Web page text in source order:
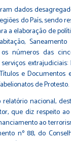
dados
do País, sendo
a elaboração de
números das
extrajudiciais:
e Documentos
de Protesto.
nacional,
que diz respeito
ao
nº 88, do